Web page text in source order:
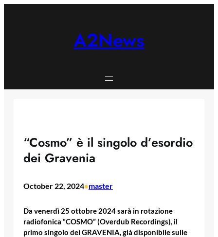
A2News
“Cosmo” è il singolo d’esordio
dei Gravenia
October 22, 2024•master
Da venerdì 25 ottobre 2024 sarà in rotazione
radiofonica “COSMO” (Overdub Recordings), il
primo singolo dei GRAVENIA, già disponibile sulle